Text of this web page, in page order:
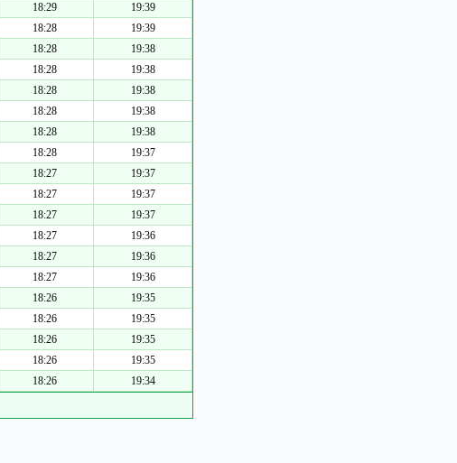
18:29
19:39
18:28
19:39
18:28
19:38
18:28
19:38
18:28
19:38
18:28
19:38
18:28
19:38
18:28
19:37
18:27
19:37
18:27
19:37
18:27
19:37
18:27
19:36
18:27
19:36
18:27
19:36
18:26
19:35
18:26
19:35
18:26
19:35
18:26
19:35
18:26 19:34